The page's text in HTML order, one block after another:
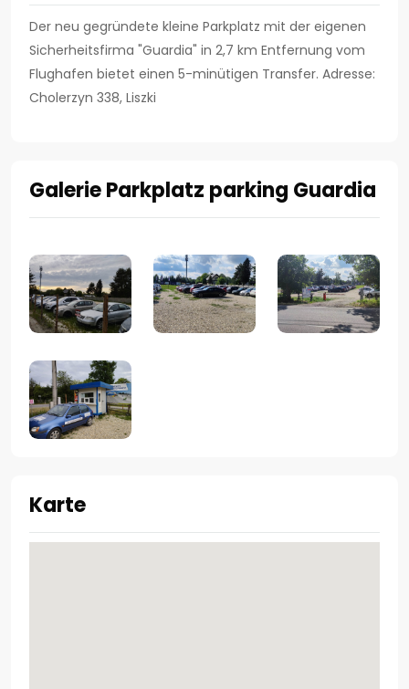
Der neu gegründete kleine Parkplatz mit der eigenen
Sicherheitsfirma "Guardia" in 2,7 km Entfernung vom
Flughafen bietet einen 5-minütigen Transfer. Adresse:
Cholerzyn 338, Liszki
Galerie Parkplatz parking Guardia
Karte